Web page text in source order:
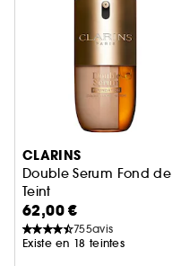
Ignorer le carrousel
CLARINS
Double Serum Fond de
Teint
Fond de teint Serum
62,00 €
755avis
Existe en 18 teintes